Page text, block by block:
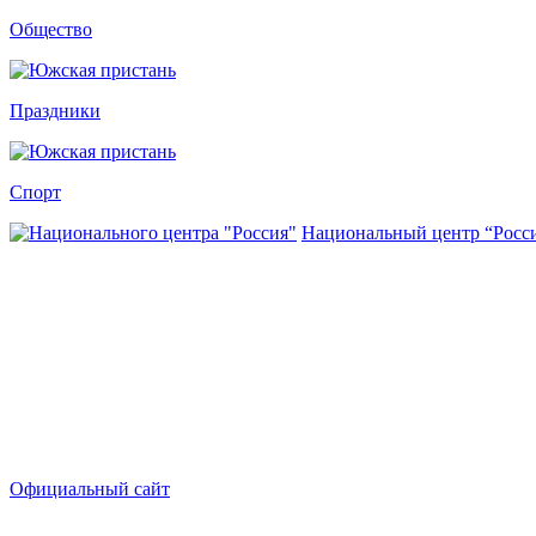
Общество
Праздники
Спорт
Национальный центр
Официальный сайт